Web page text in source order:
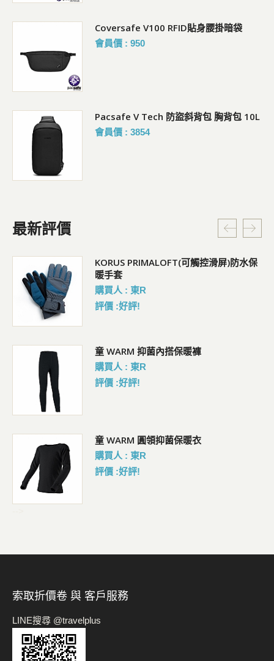
Citysafe CX ECONYL 側後兩用防盜背包
(8L)
Pacsafe GO Saddle Crossbody 隨行防
盜可擴充斜背包 4.5L
最新評價
KORUS PRIMALOFT(可觸控滑屏)防水保
暖手套
購買人 : 東R
評價 :好評!
童 WARM 抑菌內搭保暖褲
購買人 : 東R
評價 :好評!
童 WARM 圓領抑菌保暖衣
購買人 : 東R
評價 :好評!
索取折價卷 與 客戶服務
LINE搜尋 @travelplus